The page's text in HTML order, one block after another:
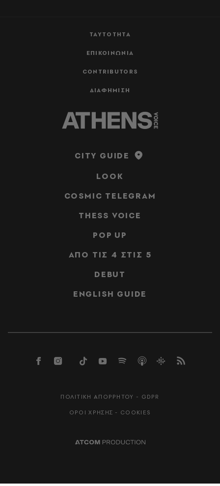
ΤΑΥΤΟΤΗΤΑ
ΕΠΙΚΟΙΝΩΝΙΑ
CONTRIBUTORS
ΔΙΑΦΗΜΙΣΗ
CITY GUIDE
LOOK
COSMIC TELEGRAM
THESS VOICE
POP UP
ΑΠΟ ΤΙΣ 4 ΣΤΙΣ 5
DEBUT
ENGLISH GUIDE
ΠΟΛΙΤΙΚΗ ΑΠΟΡΡΗΤΟΥ - GDPR
ΟΡΟΙ ΧΡΗΣΗΣ - COOKIES